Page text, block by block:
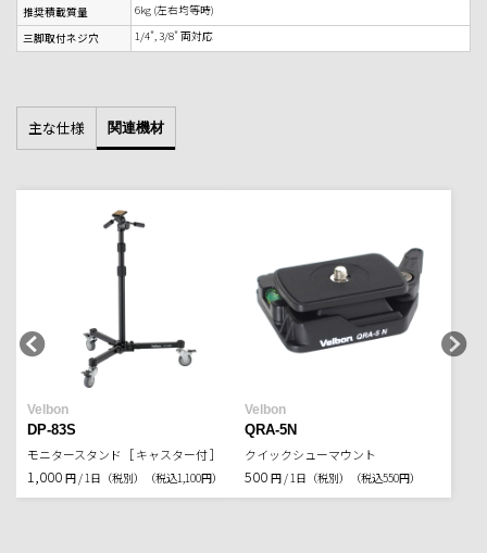
推奨積載質量
6kg (左右均等時)
三脚取付ネジ穴
1/4", 3/8" 両対応
主な仕様 関連機材
Velbon
DP-83S
モニタースタンド［ キャスター付 ］
1,000 円 / 1日（税別） （税込1,100円）
Velbon
QRA-5N
クイックシューマウント
500 円 / 1日（税別） （税込550円）